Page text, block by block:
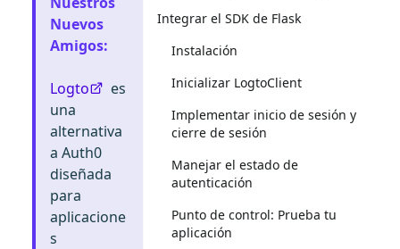
Nuevos
Amigos:
Logto
es
una
alternativa
a Auth0
diseñada
para
aplicacione
s
Integrar el SDK de Flask
Instalación
Inicializar LogtoClient
Implementar inicio de sesión y
cierre de sesión
Manejar el estado de
autenticación
Punto de control: Prueba tu
aplicación